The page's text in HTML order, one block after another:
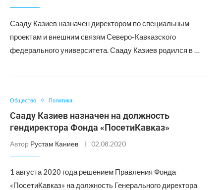
Сааду Казиев назначен директором по специальным
проектам и внешним связям Северо-Кавказского
федерального университета. Сааду Казиев родился в …
Общество Политика
Сааду Казиев назначен на должность
гендиректора Фонда «ПосетиКавказ»
Автор Рустам Каниев 02.08.2020
1 августа 2020 года решением Правления Фонда
«ПосетиКавказ» на должность Генерального директора